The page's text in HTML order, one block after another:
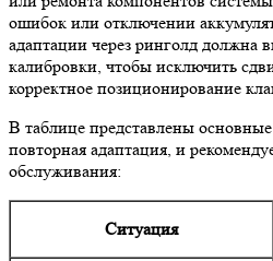
ошибок или отключении
адаптации через ринголд должна
калибровки, чтобы исключить
корректное позиционирование
В таблице представлены
повторная адаптация, и
обслуживания:
Ситуация